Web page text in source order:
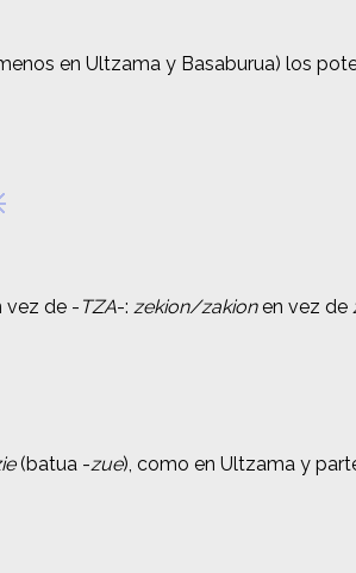
en Ultzama y Basaburua) los
vez de - TZA-: zekion/zakionen vez de
(batua -zue), como en Ultzama y
en Ultzama y Basaburua) los
vez de - TZA-: zekion/zakionen vez de
(batua -zue), como en Ultzama y